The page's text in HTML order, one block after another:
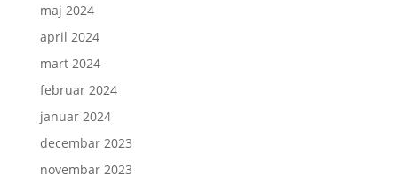
maj 2024
april 2024
mart 2024
februar 2024
januar 2024
decembar 2023
novembar 2023